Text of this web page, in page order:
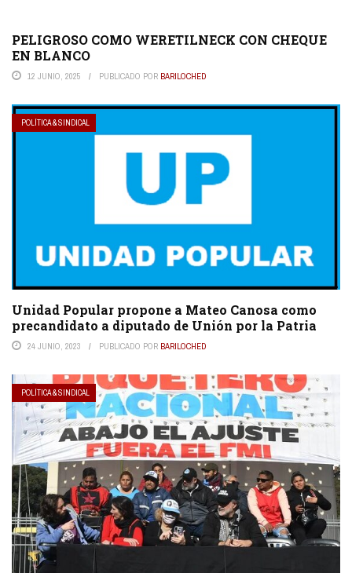
PELIGROSO COMO WERETILNECK CON CHEQUE
EN BLANCO
12 JUNIO, 2025 PUBLICADO POR BARILOCHED
POLÍTICA & SINDICAL
Unidad Popular propone a Mateo Canosa como
precandidato a diputado de Unión por la Patria
24 JUNIO, 2023 PUBLICADO POR BARILOCHED
POLÍTICA & SINDICAL